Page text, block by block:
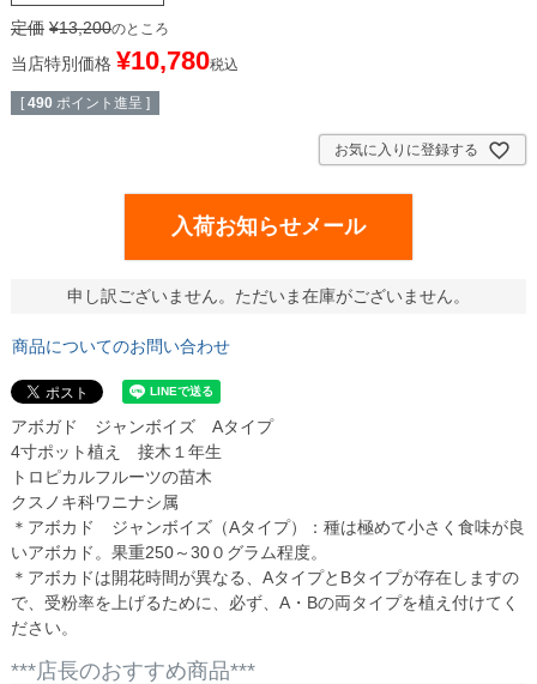
定価 ¥13,200のところ
当店特別価格 ¥10,780税込
[ 490 ポイント進呈 ]
お気に入りに登録する
入荷お知らせメール
申し訳ございません。ただいま在庫がございません。
商品についてのお問い合わせ
アボガド ジャンボイズ Aタイプ
4寸ポット植え 接木１年生
トロピカルフルーツの苗木
クスノキ科ワニナシ属
＊アボカド ジャンボイズ（Aタイプ）：種は極めて小さく食味が良
いアボカド。果重250～30０グラム程度。
＊アボカドは開花時間が異なる、AタイプとBタイプが存在しますの
で、受粉率を上げるために、必ず、A・Bの両タイプを植え付けてく
ださい。
***店長のおすすめ商品***